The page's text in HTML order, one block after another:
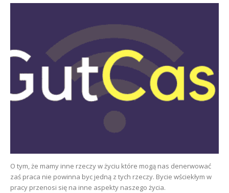
O tym, że mamy inne rzeczy w życiu które mogą nas denerwować
zaś praca nie powinna byc jedną z tych rzeczy. Bycie wściekłym w
pracy przenosi się na inne aspekty naszego życia.